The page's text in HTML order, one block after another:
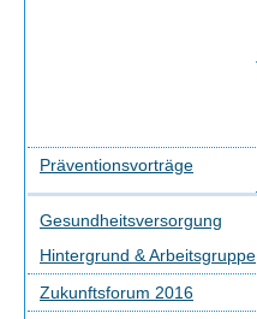
Präventionsvorträge
Gesundheitsversorgung
Hintergrund & Arbeitsgruppe
Zukunftsforum 2016